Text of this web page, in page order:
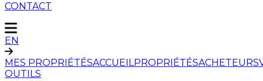
CONTACT
EN
MES PROPRIÉTÉSACCUEILPROPRIÉTÉSACHETEURS
OUTILS